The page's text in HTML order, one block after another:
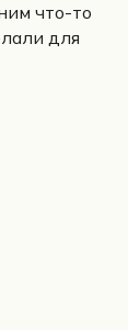
что-то
для